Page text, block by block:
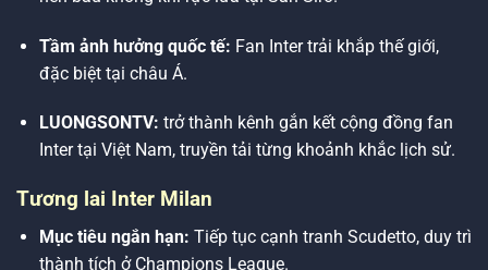
Tầm ảnh hưởng quốc tế: Fan Inter trải khắp thế giới,
đặc biệt tại châu Á.
LUONGSONTV: trở thành kênh gắn kết cộng đồng fan
Inter tại Việt Nam, truyền tải từng khoảnh khắc lịch sử.
Tương lai Inter Milan
Mục tiêu ngắn hạn: Tiếp tục cạnh tranh Scudetto, duy trì
thành tích ở Champions League.